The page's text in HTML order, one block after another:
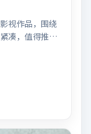
视作品，围绕
凑，值得推荐